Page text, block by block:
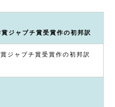
ジャブチ賞受賞作の初邦訳
ジャブチ賞受賞作の初邦訳